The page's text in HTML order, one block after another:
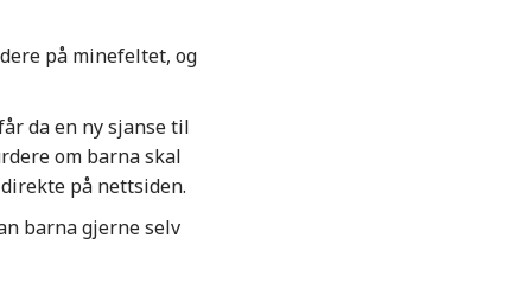
på minefeltet, og
da en ny sjanse til
om barna skal
på nettsiden.
barna gjerne selv